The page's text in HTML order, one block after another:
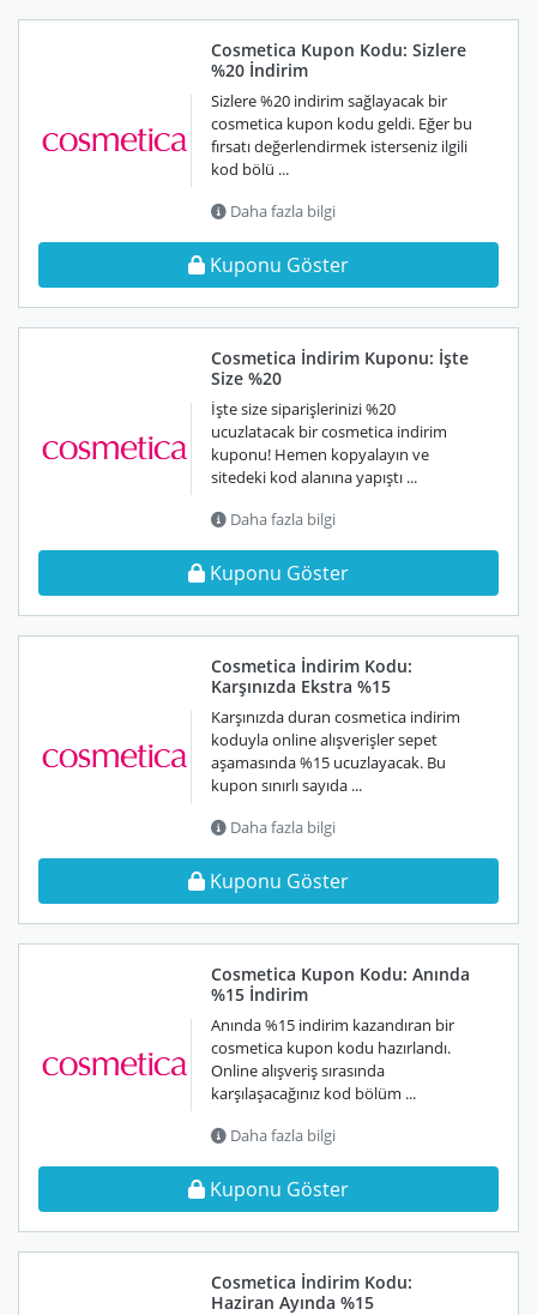
Cosmetica Kupon Kodu: Sizlere
%20 İndirim
Sizlere %20 indirim sağlayacak bir
cosmetica kupon kodu geldi. Eğer bu
fırsatı değerlendirmek isterseniz ilgili
kod bölü ...
Daha fazla bilgi
Kuponu Göster
Cosmetica İndirim Kuponu: İşte
Size %20
İşte size siparişlerinizi %20
ucuzlatacak bir cosmetica indirim
kuponu! Hemen kopyalayın ve
sitedeki kod alanına yapıştı ...
Daha fazla bilgi
Kuponu Göster
Cosmetica İndirim Kodu:
Karşınızda Ekstra %15
Karşınızda duran cosmetica indirim
koduyla online alışverişler sepet
aşamasında %15 ucuzlayacak. Bu
kupon sınırlı sayıda ...
Daha fazla bilgi
Kuponu Göster
Cosmetica Kupon Kodu: Anında
%15 İndirim
Anında %15 indirim kazandıran bir
cosmetica kupon kodu hazırlandı.
Online alışveriş sırasında
karşılaşacağınız kod bölüm ...
Daha fazla bilgi
Kuponu Göster
Cosmetica İndirim Kodu:
Haziran Ayında %15